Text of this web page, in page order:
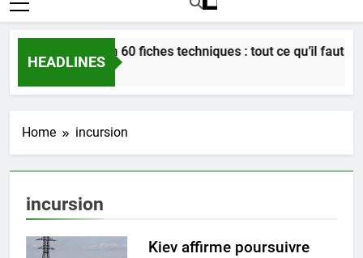
HEADLINES
Bordeaux en 60 fiches techniques : tout ce qu’il faut
4 Semaines Ago
Home incursion
incursion
Kiev affirme poursuivre